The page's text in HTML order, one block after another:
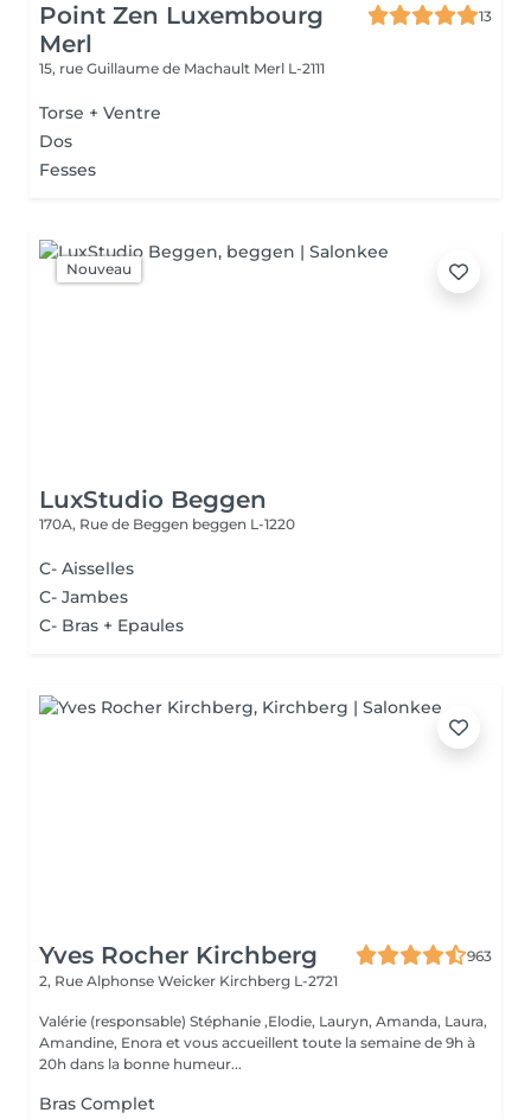
Point Zen Luxembourg
Merl
13
15, rue Guillaume de Machault Merl L-2111
Torse + Ventre
Dos
Fesses
Nouveau
LuxStudio Beggen
170A, Rue de Beggen beggen L-1220
C- Aisselles
C- Jambes
C- Bras + Epaules
Yves Rocher Kirchberg
963
2, Rue Alphonse Weicker Kirchberg L-2721
Valérie (responsable) Stéphanie ,Elodie, Lauryn, Amanda, Laura,
Amandine, Enora et vous accueillent toute la semaine de 9h à
20h dans la bonne humeur...
Bras Complet